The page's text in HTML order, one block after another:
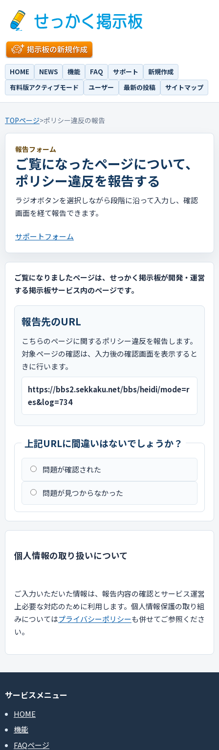
HOME NEWS 機能 FAQ サポート
新規作成
有料版アクティブモード
ユーザー 最新の投稿 サイトマップ
TOPページ>ポリシー違反の報告
報告フォーム
ご覧になったページについて、
ポリシー違反を報告する
ラジオボタンを選択しながら段階に沿って入力し、確認
画面を経て報告できます。
サポートフォーム
ご覧になりましたページは、せっかく掲示板が開発・運営
する掲示板サービス内のページです。
報告先のURL
こちらのページに関するポリシー違反を報告します。
対象ページの確認は、入力後の確認画面を表示すると
きに行います。
https://bbs2.sekkaku.net/bbs/heidi/mode=r
es&log=734
上記URLに間違いはないでしょうか？
問題が確認された
問題が見つからなかった
個人情報の取り扱いについて
ご入力いただいた情報は、報告内容の確認とサービス運営
上必要な対応のために利用します。個人情報保護の取り組
みについてはプライバシーポリシーも併せてご参照くださ
い。
サービスメニュー
HOME
機能
FAQページ